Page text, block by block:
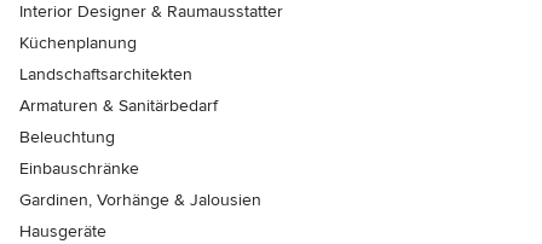
Interior Designer & Raumausstatter
Küchenplanung
Landschaftsarchitekten
Armaturen & Sanitärbedarf
Beleuchtung
Einbauschränke
Gardinen, Vorhänge & Jalousien
Hausgeräte